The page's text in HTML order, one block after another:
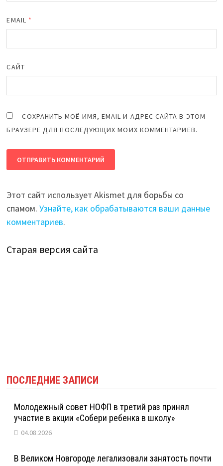
EMAIL *
САЙТ
СОХРАНИТЬ МОЁ ИМЯ, EMAIL И АДРЕС САЙТА В ЭТОМ
БРАУЗЕРЕ ДЛЯ ПОСЛЕДУЮЩИХ МОИХ КОММЕНТАРИЕВ.
Этот сайт использует Akismet для борьбы со
спамом.Узнайте, как обрабатываются ваши данные
комментариев.
Старая версия сайта
ПОСЛЕДНИЕ ЗАПИСИ
Молодежный совет НОФП в третий раз принял
участие в акции «Собери ребенка в школу»
04.08.2026
В Великом Новгороде легализовали занятость почти